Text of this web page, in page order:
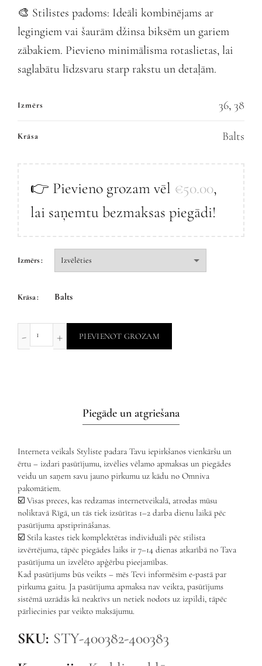
🎨 Stilistes padoms: Ideāli kombinējams ar
legingiem vai šaurām džinsa biksēm un gariem
zābakiem. Pievieno minimālisma rotaslietas, lai
saglabātu līdzsvaru starp rakstu un detaļām.
Izmērs 36, 38
Krāsa Balts
👉 Pievieno grozam vēl €50.00,
lai saņemtu bezmaksas piegādi!
Izmērs
Krāsa Balts
PIEVIENOT GROZAM
Piegāde un atgriešana
Interneta veikals Styliste padara Tavu iepirkšanos vienkāršu un
ērtu – izdari pasūtījumu, izvēlies vēlamo apmaksas un piegādes
veidu un saņem savu jauno pirkumu uz kādu no Omniva
pakomātiem.
☑️ Visas preces, kas redzamas internetveikalā, atrodas mūsu
noliktavā Rīgā, un tās tiek izsūtītas 1–2 darba dienu laikā pēc
pasūtījuma apstiprināšanas.
☑️ Stila kastes tiek komplektētas individuāli pēc stilista
izvērtējuma, tāpēc piegādes laiks ir 7–14 dienas atkarībā no Tava
pasūtījuma un izvēlēto apģērbu pieejamības.
Kad pasūtījums būs veikts – mēs Tevi informēsim e-pastā par
pirkuma gaitu. Ja pasūtījuma apmaksa nav veikta, pasūtījums
sistēmā uzrādās kā neaktīvs un netiek nodots uz izpildi, tāpēc
pārliecinies par veikto maksājumu.
SKU: STY-400382-400383